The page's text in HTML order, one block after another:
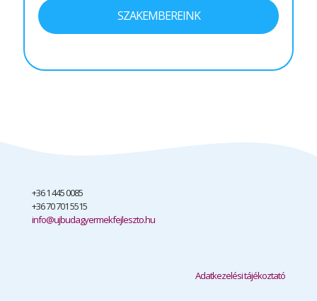
SZAKEMBEREINK
+36 1 445 0085
+36 70 701 5515
info@ujbudagyermekfejleszto.hu
Adatkezelési tájékoztató